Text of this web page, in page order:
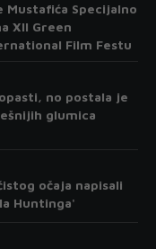
Mustafića Specijalno
XII Green
Film Festu
no postala je
glumica
očaja napisali
Huntinga'